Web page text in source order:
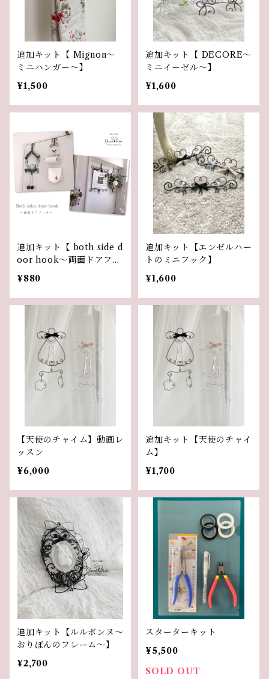
追加キット【 Mignon〜
ミニハンガー〜】
¥1,500
追加キット【 DECORE〜
ミニイーゼル〜】
¥1,600
追加キット【 both side d
oor hook〜両面ドアフッ
ク〜】
¥880
追加キット【エンゼルハー
トのミニフック】
¥1,600
【天使のチャイム】動画レ
ッスン
¥6,000
追加キット【天使のチャイ
ム】
¥1,700
追加キット【ルルボンヌ〜
おりぼんのフレーム〜】
¥2,700
スターターキット
¥5,500
SOLD OUT